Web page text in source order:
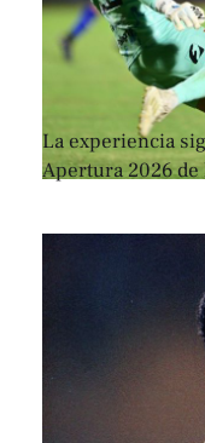
La experiencia
Apertura 2026